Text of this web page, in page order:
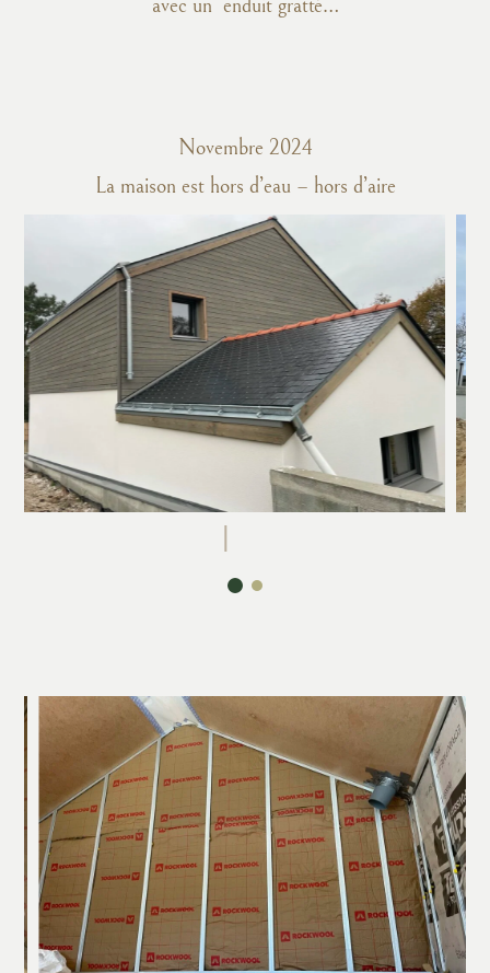
avec un enduit gratté…
Novembre 2024
La maison est hors d’eau – hors d’aire